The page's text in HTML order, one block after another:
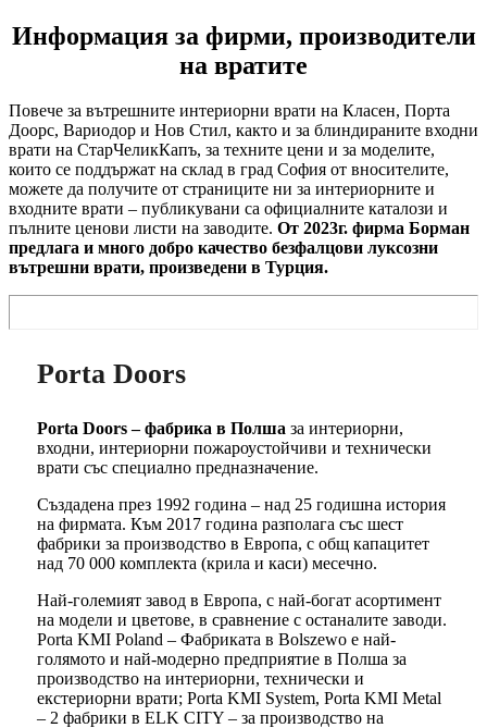
Информация за фирми, производители
на вратите
Повече за вътрешните интериорни врати на Класен, Порта
Доорс, Вариодор и Нов Стил, както и за блиндираните входни
врати на СтарЧеликКапъ, за техните цени и за моделите,
които се поддържат на склад в град София от вносителите,
можете да получите от страниците ни за интериорните и
входните врати – публикувани са официалните каталози и
пълните ценови листи на заводите. От 2023г. фирма Борман
предлага и много добро качество безфалцови луксозни
вътрешни врати, произведени в Турция.
Porta Doors
Porta Doors – фабрика в Полша за интериорни,
входни, интериорни пожароустойчиви и технически
врати със специално предназначение.
Създадена през 1992 година – над 25 годишна история
на фирмата. Към 2017 година разполага със шест
фабрики за производство в Европа, с общ капацитет
над 70 000 комплекта (крила и каси) месечно.
Най-големият завод в Европа, с най-богат асортимент
на модели и цветове, в сравнение с останалите заводи.
Porta KMI Poland – Фабриката в Bolszewo е най-
голямото и най-модерно предприятие в Полша за
производство на интериорни, технически и
екстериорни врати; Porta KMI System, Porta KMI Metal
– 2 фабрики в ELK CITY – за производство на